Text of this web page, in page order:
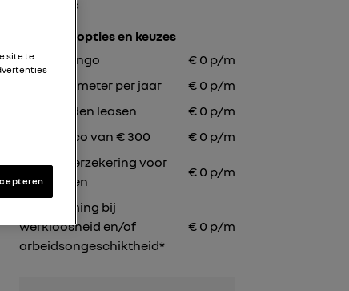
Toon inhoud
Contractopties en keuzes
Jaune Mango
€ 0 p/m
kilometer per jaar € 0 p/m
maanden leasen € 0 p/m
Eigen risico van € 300
€ 0 p/m
Schadeverzekering voor
inzittenden
€ 0 p/m
Bescherming bij
werkloosheid en/of
arbeidsongeschiktheid*
€ 0 p/m
site te